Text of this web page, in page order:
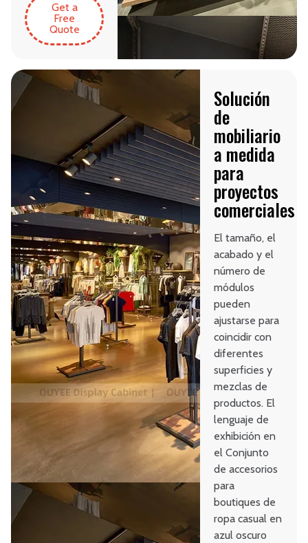
Get a
Free
Quote
Solución
de
mobiliario
a medida
para
proyectos
comerciales
El tamaño, el
acabado y el
número de
módulos
pueden
ajustarse para
coincidir con
diferentes
superficies y
mezclas de
productos. El
lenguaje de
exhibición en
el Conjunto
de accesorios
para
boutiques de
ropa casual en
azul oscuro